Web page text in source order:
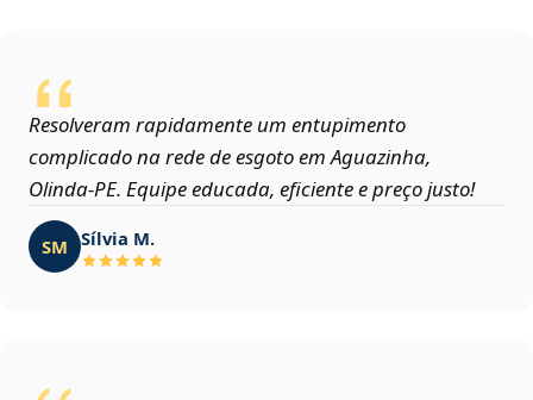
Resolveram rapidamente um entupimento
complicado na rede de esgoto em Aguazinha,
Olinda‑PE. Equipe educada, eficiente e preço justo!
SM Sílvia M.